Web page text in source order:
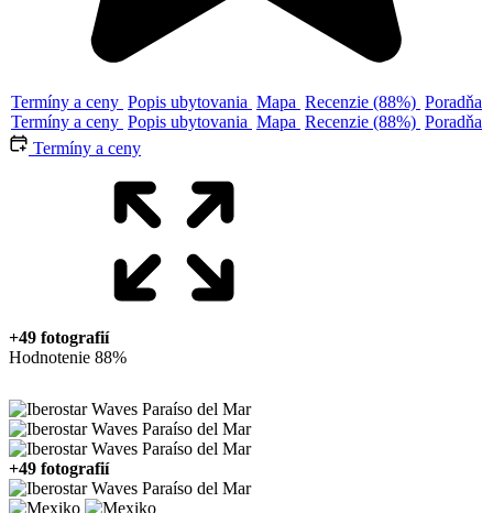
Termíny a ceny Popis ubytovania Mapa Recenzie (88%) Poradňa
Termíny a ceny Popis ubytovania Mapa Recenzie (88%) Poradňa
Termíny a ceny
+49 fotografií
Hodnotenie 88%
+49 fotografií